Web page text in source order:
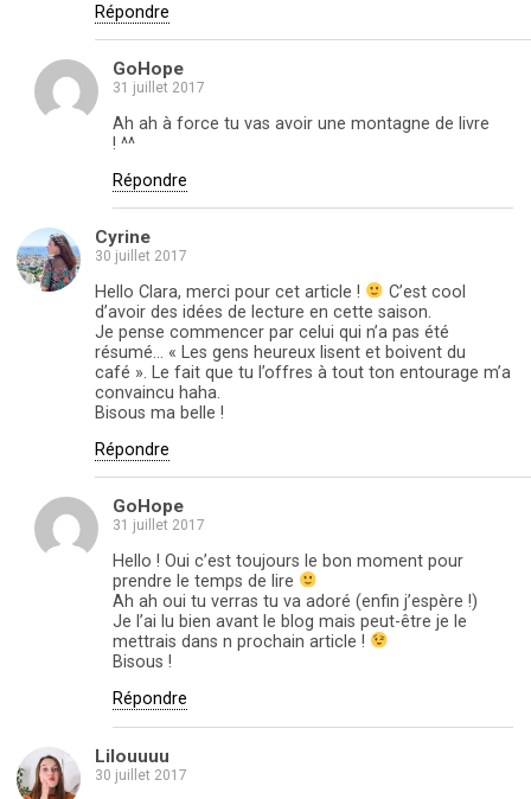
Répondre
GoHope
31 juillet 2017
Ah ah à force tu vas avoir une montagne de livre
! ^^
Répondre
Cyrine
30 juillet 2017
Hello Clara, merci pour cet article !
C’est cool
d’avoir des idées de lecture en cette saison.
Je pense commencer par celui qui n’a pas été
résumé… « Les gens heureux lisent et boivent du
café ». Le fait que tu l’offres à tout ton entourage m’a
convaincu haha.
Bisous ma belle !
Répondre
GoHope
31 juillet 2017
Hello ! Oui c’est toujours le bon moment pour
prendre le temps de lire
Ah ah oui tu verras tu va adoré (enfin j’espère !)
Je l’ai lu bien avant le blog mais peut-être je le
mettrais dans n prochain article !
Bisous !
Répondre
Lilouuuu
30 juillet 2017